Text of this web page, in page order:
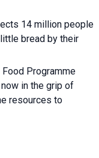
14 million people
bread by their
Food Programme
in the grip of
resources to